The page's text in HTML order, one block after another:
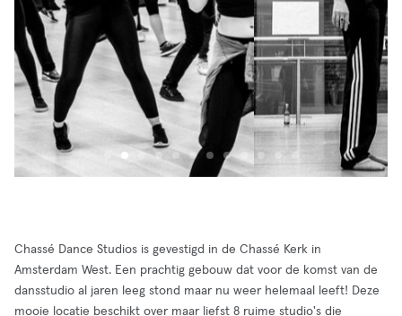
Chassé Dance Studios is gevestigd in de Chassé Kerk in
Amsterdam West. Een prachtig gebouw dat voor de komst van de
dansstudio al jaren leeg stond maar nu weer helemaal leeft! Deze
mooie locatie beschikt over maar liefst 8 ruime studio's die